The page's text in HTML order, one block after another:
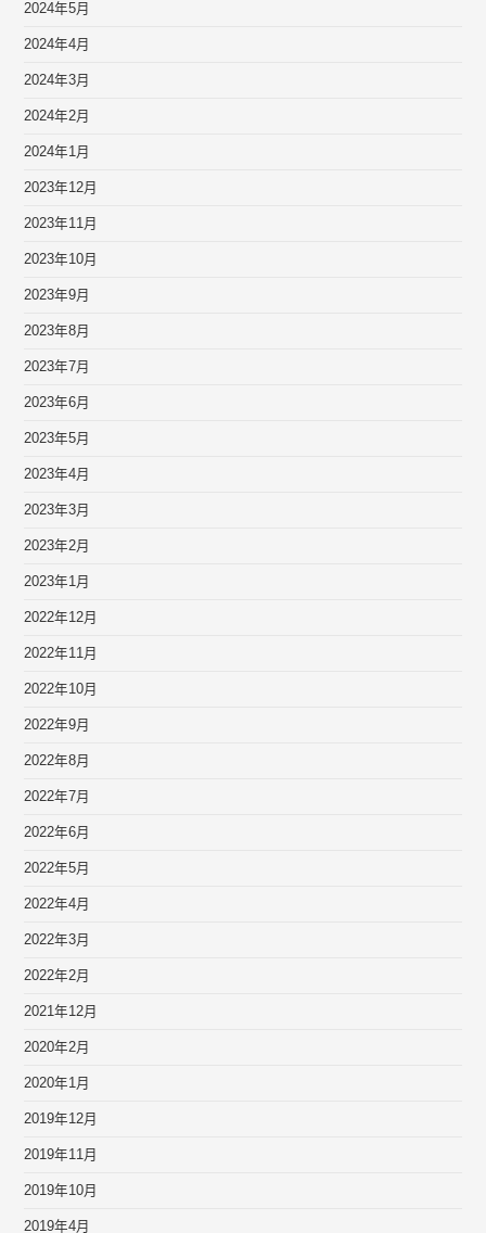
2024年5月
2024年4月
2024年3月
2024年2月
2024年1月
2023年12月
2023年11月
2023年10月
2023年9月
2023年8月
2023年7月
2023年6月
2023年5月
2023年4月
2023年3月
2023年2月
2023年1月
2022年12月
2022年11月
2022年10月
2022年9月
2022年8月
2022年7月
2022年6月
2022年5月
2022年4月
2022年3月
2022年2月
2021年12月
2020年2月
2020年1月
2019年12月
2019年11月
2019年10月
2019年4月